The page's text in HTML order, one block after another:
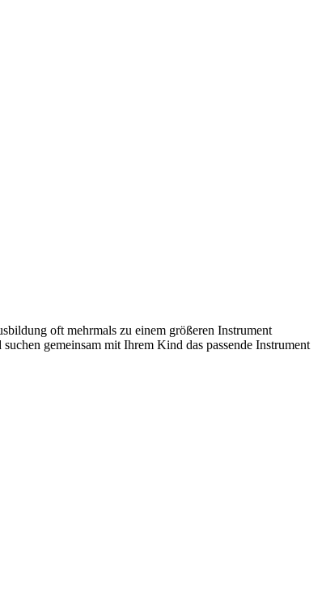
oft mehrmals zu einem größeren Instrument
gemeinsam mit Ihrem Kind das passende Instrument